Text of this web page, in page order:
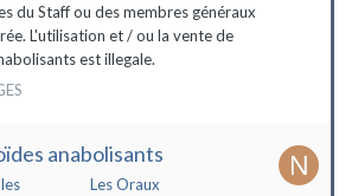
du Staff ou des membres généraux
L'utilisation et / ou la vente de
est illegale.
anabolisants
Les Oraux